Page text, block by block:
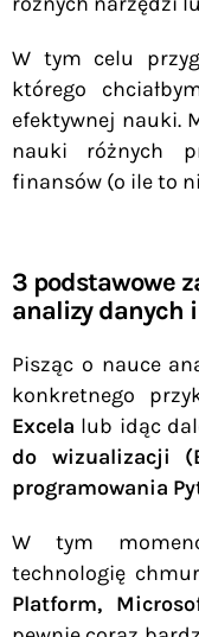
W tym celu
którego
efektywnej nauki.
nauki różnych
finansów (o ile to
3 podstawowe
analizy danych
Pisząc o nauce
konkretnego
Excela lub idąc
do wizualizacji
programowania
W tym
technologię
Platform,